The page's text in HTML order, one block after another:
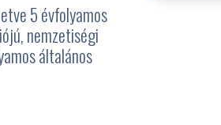
5 évfolyamos
nemzetiségi
általános